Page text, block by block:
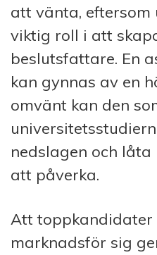
att vänta,
viktig roll i att
beslutsfattare. En
kan gynnas av en
omvänt kan den
nedslagen och
att påverka.
Att toppkandidater
marknadsför sig